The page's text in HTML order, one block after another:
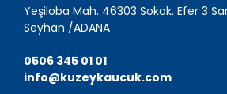
Yeşiloba Mah. 46303 Sokak. Efer 3
Seyhan /ADANA
0506 345 01 01
info@kuzeykaucuk.com